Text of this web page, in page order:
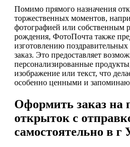
Помимо прямого назначения
торжественных моментов,
фотографией или собственным
рождения, ФотоПочта также
изготовлению
заказ. Это предоставляет
персонализированные
изображение или текст, что
особенно ценными и
Оформить заказ на
открыток с
самостоятельно в г